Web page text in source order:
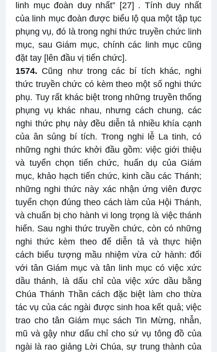
linh mục đoàn duy nhất” [27] . Tính duy nhất
của linh mục đoàn được biểu lộ qua một tập tục
phụng vụ, đó là trong nghi thức truyền chức linh
mục, sau Giám mục, chính các linh mục cũng
đặt tay [lên đầu vị tiến chức].
1574. Cũng như trong các bí tích khác, nghi
thức truyền chức có kèm theo một số nghi thức
phụ. Tuy rất khác biệt trong những truyền thống
phụng vụ khác nhau, nhưng cách chung, các
nghi thức phụ này đều diễn tả nhiều khía cạnh
của ân sủng bí tích. Trong nghi lễ La tinh, có
những nghi thức khởi đầu gồm: việc giới thiệu
và tuyển chọn tiến chức, huấn dụ của Giám
mục, khảo hạch tiến chức, kinh cầu các Thánh;
những nghi thức này xác nhận ứng viên được
tuyển chọn đúng theo cách làm của Hội Thánh,
và chuẩn bị cho hành vi long trọng là việc thánh
hiến. Sau nghi thức truyền chức, còn có những
nghi thức kèm theo để diễn tả và thực hiện
cách biểu tượng mầu nhiệm vừa cử hành: đối
với tân Giám mục và tân linh mục có việc xức
dầu thánh, là dấu chỉ của việc xức dầu bằng
Chúa Thánh Thần cách đặc biệt làm cho thừa
tác vụ của các ngài được sinh hoa kết quả; việc
trao cho tân Giám mục sách Tin Mừng, nhẫn,
mũ và gậy như dấu chỉ cho sứ vụ tông đồ của
ngài là rao giảng Lời Chúa, sự trung thành của